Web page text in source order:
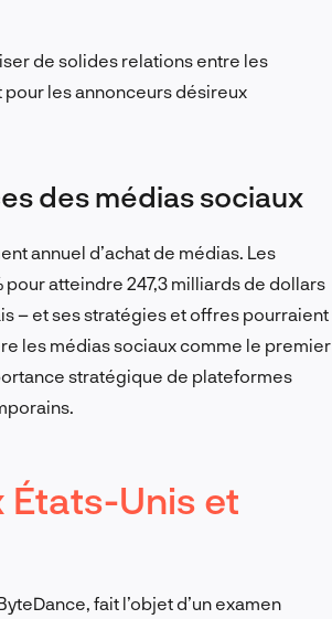
de solides relations entre les
pour les annonceurs désireux
des médias sociaux
annuel d’achat de médias. Les
atteindre 247,3 milliards de dollars
– et ses stratégies et offres pourraient
les médias sociaux comme le premier
stratégique de plateformes
Unis et
fait l’objet d’un examen